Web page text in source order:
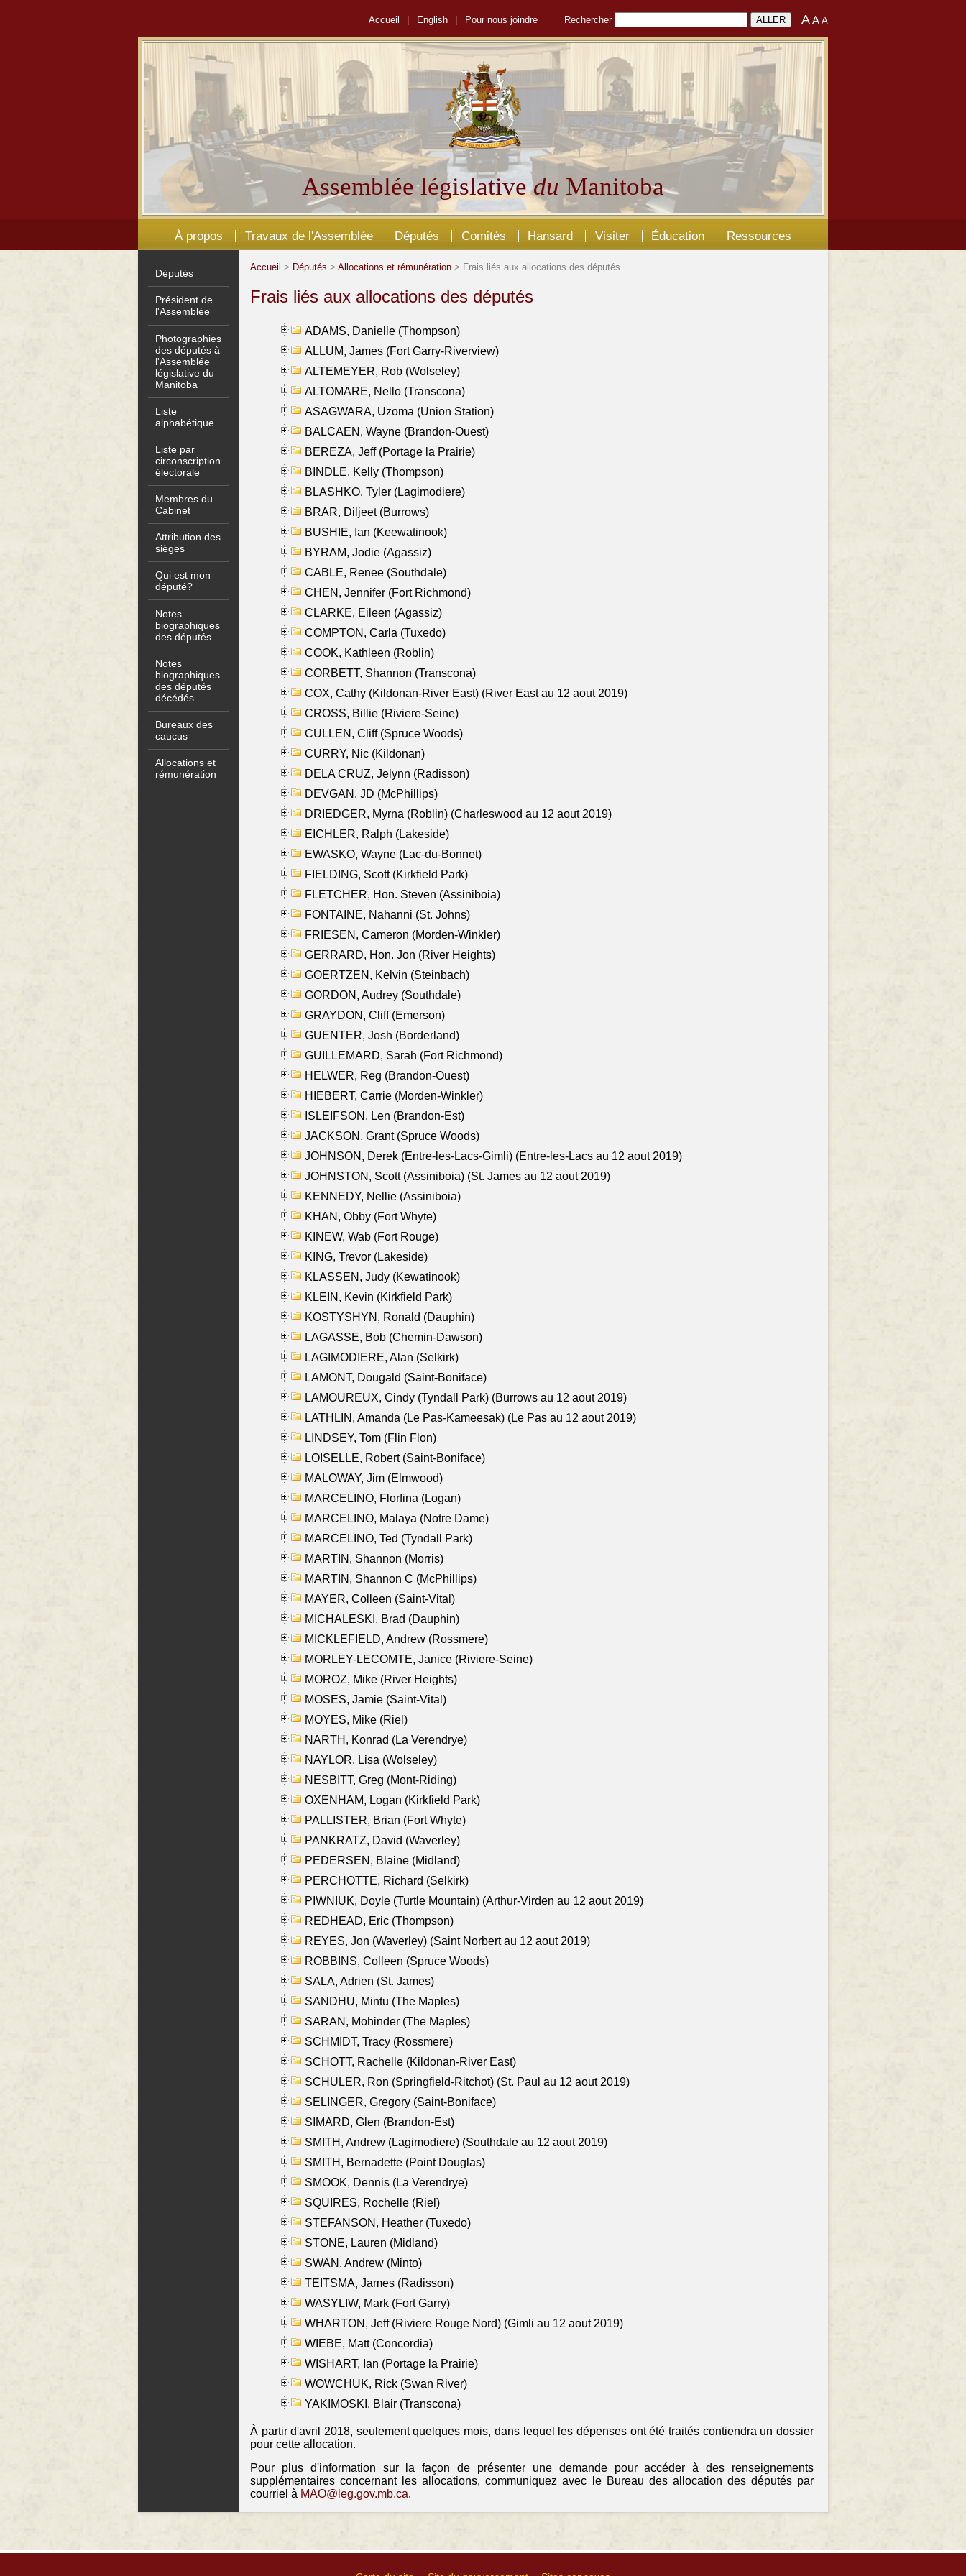
Accueil English Pour nous joindre Rechercher AA A
Assemblée législativedu Manitoba
À propos Travaux de l'Assemblée Députés Comités Hansard Visiter Éducation Ressources
Députés
Président de
l'Assemblée
Photographies
des députés à
l'Assemblée
législative du
Manitoba
Liste
alphabétique
Liste par
circonscription
électorale
Membres du
Cabinet
Attribution des
sièges
Qui est mon
député?
Notes
biographiques
des députés
Notes
biographiques
des députés
décédés
Bureaux des
caucus
Allocations et
rémunération
Accueil > Députés > Allocations et rémunération > Frais liés aux allocations des députés
Frais liés aux allocations des députés
ADAMS, Danielle (Thompson)
ALLUM, James (Fort Garry-Riverview)
ALTEMEYER, Rob (Wolseley)
ALTOMARE, Nello (Transcona)
ASAGWARA, Uzoma (Union Station)
BALCAEN, Wayne (Brandon-Ouest)
BEREZA, Jeff (Portage la Prairie)
BINDLE, Kelly (Thompson)
BLASHKO, Tyler (Lagimodiere)
BRAR, Diljeet (Burrows)
BUSHIE, Ian (Keewatinook)
BYRAM, Jodie (Agassiz)
CABLE, Renee (Southdale)
CHEN, Jennifer (Fort Richmond)
CLARKE, Eileen (Agassiz)
COMPTON, Carla (Tuxedo)
COOK, Kathleen (Roblin)
CORBETT, Shannon (Transcona)
COX, Cathy (Kildonan-River East) (River East au 12 aout 2019)
CROSS, Billie (Riviere-Seine)
CULLEN, Cliff (Spruce Woods)
CURRY, Nic (Kildonan)
DELA CRUZ, Jelynn (Radisson)
DEVGAN, JD (McPhillips)
DRIEDGER, Myrna (Roblin) (Charleswood au 12 aout 2019)
EICHLER, Ralph (Lakeside)
EWASKO, Wayne (Lac-du-Bonnet)
FIELDING, Scott (Kirkfield Park)
FLETCHER, Hon. Steven (Assiniboia)
FONTAINE, Nahanni (St. Johns)
FRIESEN, Cameron (Morden-Winkler)
GERRARD, Hon. Jon (River Heights)
GOERTZEN, Kelvin (Steinbach)
GORDON, Audrey (Southdale)
GRAYDON, Cliff (Emerson)
GUENTER, Josh (Borderland)
GUILLEMARD, Sarah (Fort Richmond)
HELWER, Reg (Brandon-Ouest)
HIEBERT, Carrie (Morden-Winkler)
ISLEIFSON, Len (Brandon-Est)
JACKSON, Grant (Spruce Woods)
JOHNSON, Derek (Entre-les-Lacs-Gimli) (Entre-les-Lacs au 12 aout 2019)
JOHNSTON, Scott (Assiniboia) (St. James au 12 aout 2019)
KENNEDY, Nellie (Assiniboia)
KHAN, Obby (Fort Whyte)
KINEW, Wab (Fort Rouge)
KING, Trevor (Lakeside)
KLASSEN, Judy (Kewatinook)
KLEIN, Kevin (Kirkfield Park)
KOSTYSHYN, Ronald (Dauphin)
LAGASSE, Bob (Chemin-Dawson)
LAGIMODIERE, Alan (Selkirk)
LAMONT, Dougald (Saint-Boniface)
LAMOUREUX, Cindy (Tyndall Park) (Burrows au 12 aout 2019)
LATHLIN, Amanda (Le Pas-Kameesak) (Le Pas au 12 aout 2019)
LINDSEY, Tom (Flin Flon)
LOISELLE, Robert (Saint-Boniface)
MALOWAY, Jim (Elmwood)
MARCELINO, Florfina (Logan)
MARCELINO, Malaya (Notre Dame)
MARCELINO, Ted (Tyndall Park)
MARTIN, Shannon (Morris)
MARTIN, Shannon C (McPhillips)
MAYER, Colleen (Saint-Vital)
MICHALESKI, Brad (Dauphin)
MICKLEFIELD, Andrew (Rossmere)
MORLEY-LECOMTE, Janice (Riviere-Seine)
MOROZ, Mike (River Heights)
MOSES, Jamie (Saint-Vital)
MOYES, Mike (Riel)
NARTH, Konrad (La Verendrye)
NAYLOR, Lisa (Wolseley)
NESBITT, Greg (Mont-Riding)
OXENHAM, Logan (Kirkfield Park)
PALLISTER, Brian (Fort Whyte)
PANKRATZ, David (Waverley)
PEDERSEN, Blaine (Midland)
PERCHOTTE, Richard (Selkirk)
PIWNIUK, Doyle (Turtle Mountain) (Arthur-Virden au 12 aout 2019)
REDHEAD, Eric (Thompson)
REYES, Jon (Waverley) (Saint Norbert au 12 aout 2019)
ROBBINS, Colleen (Spruce Woods)
SALA, Adrien (St. James)
SANDHU, Mintu (The Maples)
SARAN, Mohinder (The Maples)
SCHMIDT, Tracy (Rossmere)
SCHOTT, Rachelle (Kildonan-River East)
SCHULER, Ron (Springfield-Ritchot) (St. Paul au 12 aout 2019)
SELINGER, Gregory (Saint-Boniface)
SIMARD, Glen (Brandon-Est)
SMITH, Andrew (Lagimodiere) (Southdale au 12 aout 2019)
SMITH, Bernadette (Point Douglas)
SMOOK, Dennis (La Verendrye)
SQUIRES, Rochelle (Riel)
STEFANSON, Heather (Tuxedo)
STONE, Lauren (Midland)
SWAN, Andrew (Minto)
TEITSMA, James (Radisson)
WASYLIW, Mark (Fort Garry)
WHARTON, Jeff (Riviere Rouge Nord) (Gimli au 12 aout 2019)
WIEBE, Matt (Concordia)
WISHART, Ian (Portage la Prairie)
WOWCHUK, Rick (Swan River)
YAKIMOSKI, Blair (Transcona)
À partir d'avril 2018, seulement quelques mois, dans lequel les dépenses ont été traités contiendra un dossier
pour cette allocation.
Pour plus d'information sur la façon de présenter une demande pour accéder à des renseignements
supplémentaires concernant les allocations, communiquez avec le Bureau des allocation des députés par
courriel à MAO@leg.gov.mb.ca.